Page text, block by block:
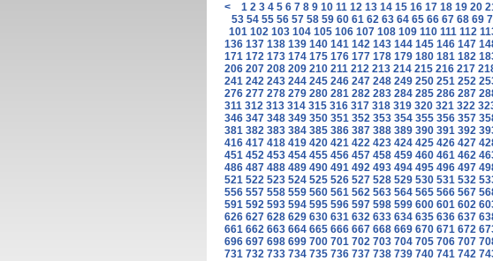
< 1 2 3 4 5 6 7 8 9 10 11 12 13 14 15 16 17 18 19 20
53 54 55 56 57 58 59 60 61 62 63 64 65 66 67 68 69
101 102 103 104 105 106 107 108 109 110 111 112
136 137 138 139 140 141 142 143 144 145 146 147
171 172 173 174 175 176 177 178 179 180 181 182
206 207 208 209 210 211 212 213 214 215 216 217
241 242 243 244 245 246 247 248 249 250 251 252
276 277 278 279 280 281 282 283 284 285 286 287
311 312 313 314 315 316 317 318 319 320 321 322
346 347 348 349 350 351 352 353 354 355 356 357
381 382 383 384 385 386 387 388 389 390 391 392
416 417 418 419 420 421 422 423 424 425 426 427
451 452 453 454 455 456 457 458 459 460 461 462
486 487 488 489 490 491 492 493 494 495 496 497
521 522 523 524 525 526 527 528 529 530 531 532
556 557 558 559 560 561 562 563 564 565 566 567
591 592 593 594 595 596 597 598 599 600 601 602
626 627 628 629 630 631 632 633 634 635 636 637
661 662 663 664 665 666 667 668 669 670 671 672
696 697 698 699 700 701 702 703 704 705 706 707
731 732 733 734 735 736 737 738 739 740 741 742